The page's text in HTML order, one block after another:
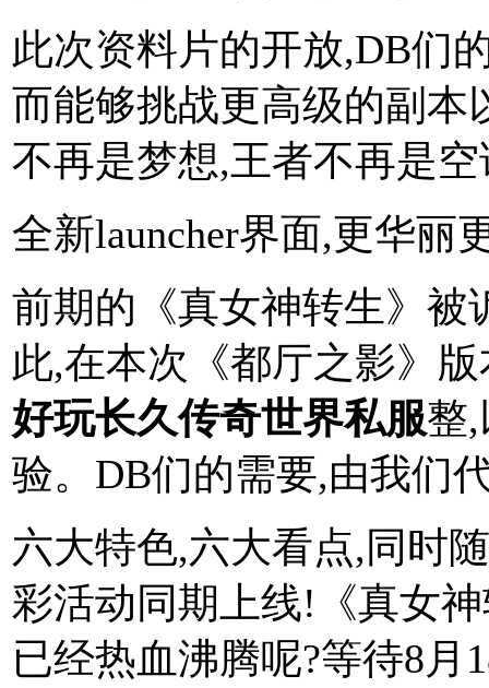
此次资料片的开放,DB们
而能够挑战更高级的副本
不再是梦想,王者不再是
全新launcher界面,更华丽
前期的《真女神转生》被
此,在本次《都厅之影》
好玩长久传奇世界私服整
验。DB们的需要,由我们
六大特色,六大看点,同时
彩活动同期上线!《真女
已经热血沸腾呢?等待8月